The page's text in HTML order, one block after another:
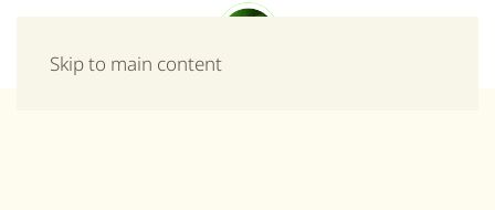
Skip to main content